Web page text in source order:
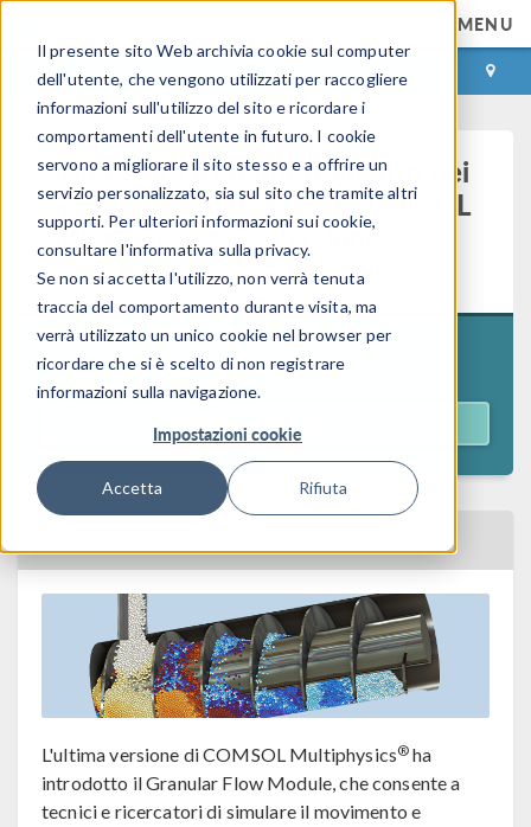
Il presente sito Web archivia cookie sul computer
dell'utente, che vengono utilizzati per raccogliere
informazioni sull'utilizzo del sito e ricordare i
comportamenti dell'utente in futuro. I cookie
servono a migliorare il sito stesso e a offrire un
servizio personalizzato, sia sul sito che tramite altri
supporti. Per ulteriori informazioni sui cookie,
consultare l'informativa sulla privacy.
Se non si accetta l'utilizzo, non verrà tenuta
traccia del comportamento durante visita, ma
verrà utilizzato un unico cookie nel browser per
ricordare che si è scelto di non registrare
informazioni sulla navigazione.
Impostazioni cookie
Accetta Rifiuta
MENU
ACCEDI CONTACT
Modellare il comportamento dei
materiali granulari con COMSOL
Multiphysics® - Versione
registrata
Tenuto in diretta il giorno30 giugno 2026
GUARDA IL WEBINAR
L'ultima versione di COMSOL Multiphysics® ha
introdotto il Granular Flow Module, che consente a
tecnici e ricercatori di simulare il movimento e